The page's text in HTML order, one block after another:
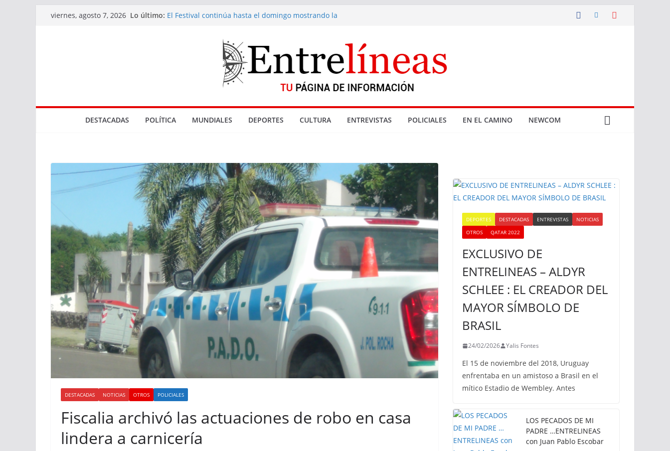
Saltarviernes, agosto 7, 2026 Lo último: El Festival continúa hasta el domingo mostrando la
Tres bocas de venta de drogas cerradas en La Paloma
El Marco de los Reyes
Parque NBA en Gramado
DESTACADAS POLÍTICA MUNDIALES DEPORTES CULTURA ENTREVISTAS POLICIALES EN EL CAMINO NEWCOM
DESTACADAS NOTICIAS OTROS POLICIALES
Fiscalia archivó las actuaciones de robo en casa
lindera a carnicería
DEPORTES DESTACADAS ENTREVISTAS
NOTICIAS
OTROS
QATAR 2022
EXCLUSIVO DE
ENTRELINEAS – ALDYR
SCHLEE : EL CREADOR DEL
MAYOR SÍMBOLO DE
BRASIL
24/02/2026 Yalis Fontes
El 15 de noviembre del 2018, Uruguay
enfrentaba en un amistoso a Brasil en el
mítico Estadio de Wembley. Antes
LOS PECADOS DE MI
PADRE …ENTRELINEAS
con Juan Pablo Escobar